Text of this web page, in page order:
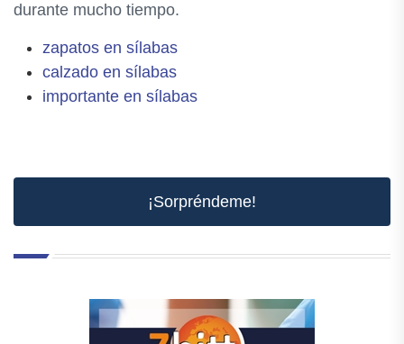
durante mucho tiempo.
zapatos en sílabas
calzado en sílabas
importante en sílabas
¡Sorpréndeme!